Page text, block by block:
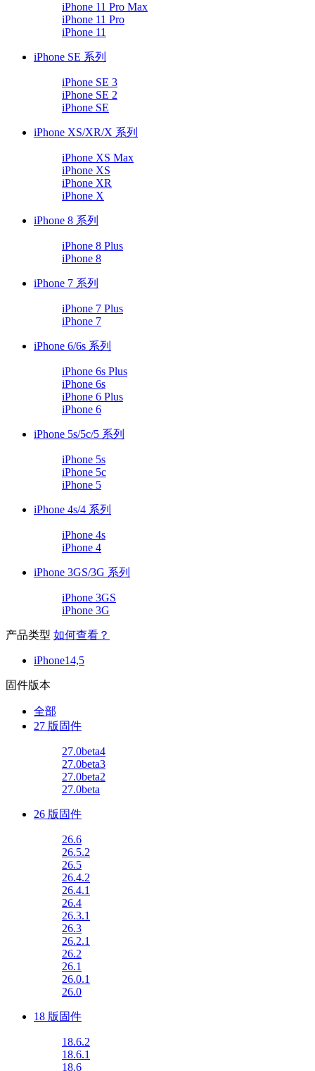
iPhone 11 Pro Max
iPhone 11 Pro
iPhone 11
iPhone SE 系列
iPhone SE 3
iPhone SE 2
iPhone SE
iPhone XS/XR/X 系列
iPhone XS Max
iPhone XS
iPhone XR
iPhone X
iPhone 8 系列
iPhone 8 Plus
iPhone 8
iPhone 7 系列
iPhone 7 Plus
iPhone 7
iPhone 6/6s 系列
iPhone 6s Plus
iPhone 6s
iPhone 6 Plus
iPhone 6
iPhone 5s/5c/5 系列
iPhone 5s
iPhone 5c
iPhone 5
iPhone 4s/4 系列
iPhone 4s
iPhone 4
iPhone 3GS/3G 系列
iPhone 3GS
iPhone 3G
产品类型 如何查看？
iPhone14,5
固件版本
全部
27 版固件
27.0beta4
27.0beta3
27.0beta2
27.0beta
26 版固件
26.6
26.5.2
26.5
26.4.2
26.4.1
26.4
26.3.1
26.3
26.2.1
26.2
26.1
26.0.1
26.0
18 版固件
18.6.2
18.6.1
18.6